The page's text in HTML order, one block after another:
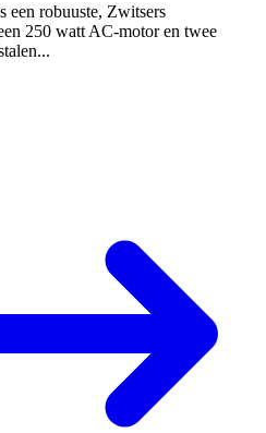
een robuuste, Zwitsers
250 watt AC-motor en twee